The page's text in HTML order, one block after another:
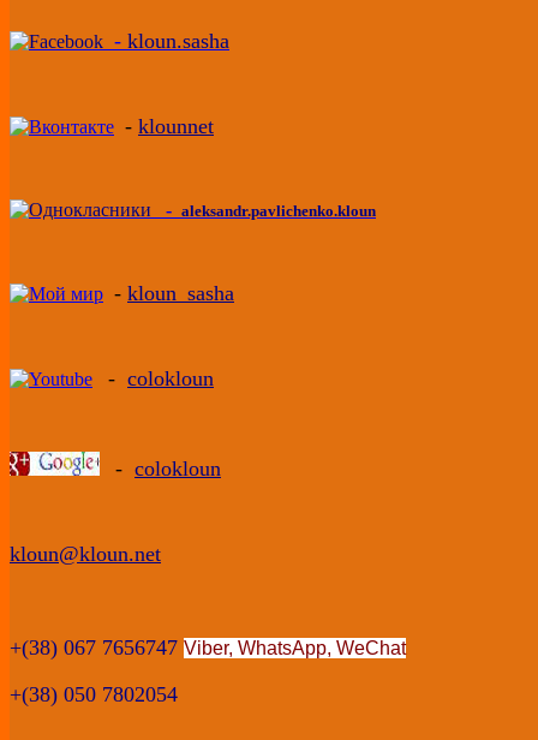
- kloun.sasha
- klounnet
- aleksandr.pavlichenko.kloun
- kloun_sasha
- colokloun
- colokloun
kloun@kloun.net
+(38) 067 7656747 Viber, WhatsApp, WeChat
+(38) 050 7802054